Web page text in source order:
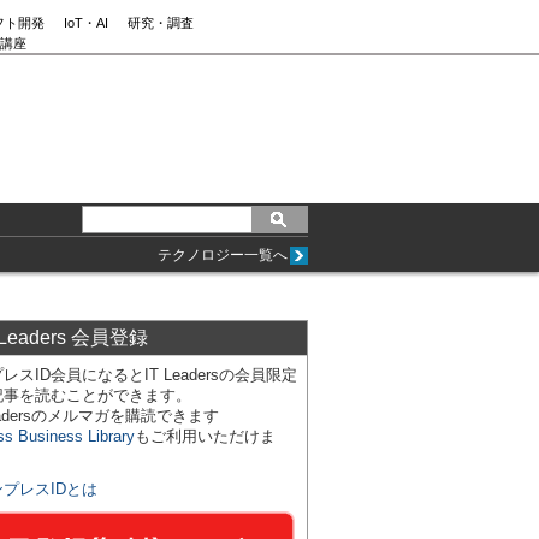
ト開発 IoT・AI
研究・調査
座
テクノロジー一覧へ
会員登録
スID会員になるとIT Leadersの会員限定
を読むことができます。
のメルマガを購読できます
Business Libraryもご利用いただけま
プレスIDとは